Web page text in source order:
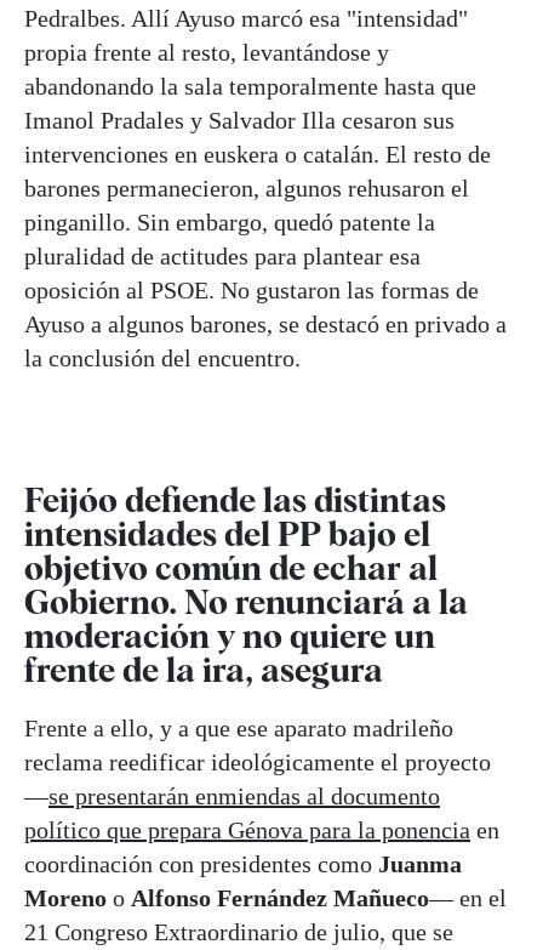
Pedralbes. Allí Ayuso marcó esa "intensidad"
propia frente al resto, levantándose y
abandonando la sala temporalmente hasta que
Imanol Pradales y Salvador Illa cesaron sus
intervenciones en euskera o catalán. El resto de
barones permanecieron, algunos rehusaron el
pinganillo. Sin embargo, quedó patente la
pluralidad de actitudes para plantear esa
oposición al PSOE. No gustaron las formas de
Ayuso a algunos barones, se destacó en privado a
la conclusión del encuentro.
Feijóo defiende las distintas
intensidades del PP bajo el
objetivo común de echar al
Gobierno. No renunciará a la
moderación y no quiere un
frente de la ira, asegura
Frente a ello, y a que ese aparato madrileño
reclama reedificar ideológicamente el proyecto
—se presentarán enmiendas al documento
político que prepara Génova para la ponencia en
coordinación con presidentes como Juanma
Moreno o Alfonso Fernández Mañueco— en el
21 Congreso Extraordinario de julio, que se